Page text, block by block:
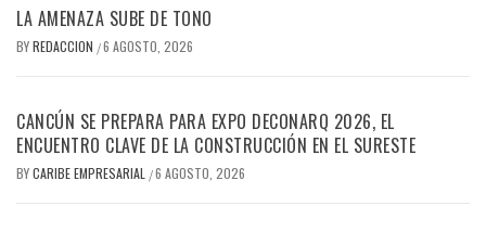
LA AMENAZA SUBE DE TONO
BYREDACCION /6 AGOSTO, 2026
CANCÚN SE PREPARA PARA EXPO DECONARQ 2026, EL
ENCUENTRO CLAVE DE LA CONSTRUCCIÓN EN EL SURESTE
BYCARIBE EMPRESARIAL /6 AGOSTO, 2026